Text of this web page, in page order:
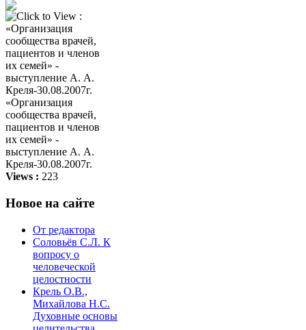
«Организация
сообщества врачей,
пациентов и членов
их семей» -
выступление А. А.
Креля-30.08.2007г.
Views : 223
Новое на сайте
От редактора
Соловьёв С.Л. К
вопросу о
человеческой
целостности
Крель О.В.,
Михайлова Н.С.
Духовные основы